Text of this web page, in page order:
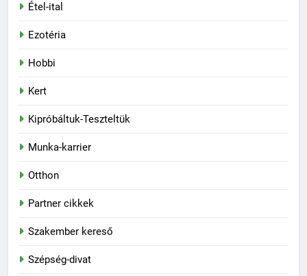
Étel-ital
Ezotéria
Hobbi
Kert
Kipróbáltuk-Teszteltük
Munka-karrier
Otthon
Partner cikkek
Szakember kereső
Szépség-divat